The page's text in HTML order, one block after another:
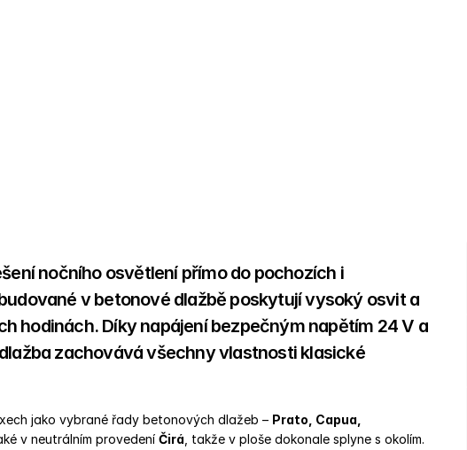
nočního osvětlení přímo do pochozích i
v betonové dlažbě poskytují vysoký osvit a
hodinách. Díky napájení bezpečným napětím 24 V a
zachovává všechny vlastnosti klasické
jako vybrané řady betonových dlažeb – Prato, Capua,
v neutrálním provedení Čirá , takže v ploše dokonale splyne s okolím.